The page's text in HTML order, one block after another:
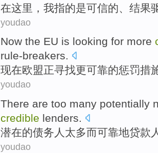
在这里， 我指的是可信的、 结果
youdao
Now the EU is looking for more
rule-breakers.
现在欧盟正寻找更可靠的惩罚措
youdao
There are too many potentially
credible lenders.
潜在的债务人 太多而可靠地贷款
youdao